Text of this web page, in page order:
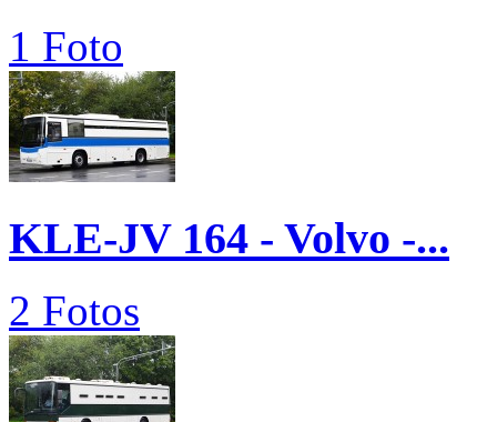
1 Foto
KLE-JV 164 - Volvo -...
2 Fotos